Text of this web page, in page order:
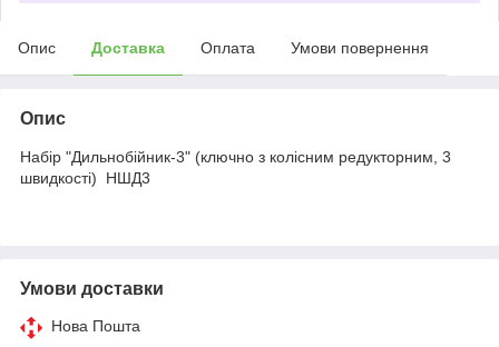
Опис Доставка Оплата Умови повернення
Опис
Набір "Дильнобійник-3" (ключно з колісним редукторним, 3
швидкості) НШД3
Умови доставки
Нова Пошта